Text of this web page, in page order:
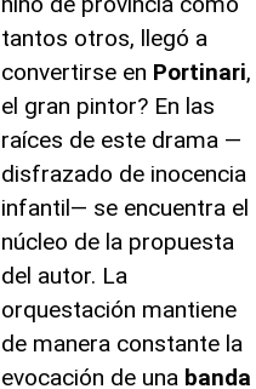
tantos otros, llegó a
convertirse en Portinari,
el gran pintor? En las
raíces de este drama —
disfrazado de inocencia
infantil— se encuentra el
núcleo de la propuesta
del autor. La
orquestación mantiene
de manera constante la
evocación de una banda